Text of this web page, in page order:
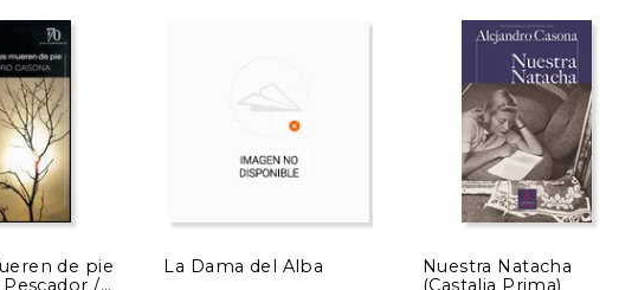
50% 15%
de pie
/
La Dama del Alba
Nuestra Natacha
(Castalia Prima)